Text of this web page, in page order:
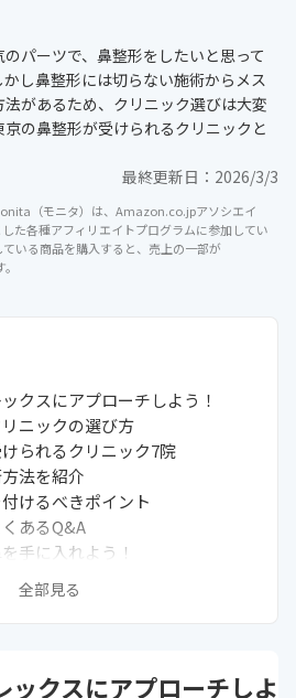
パーツで、鼻整形をしたいと思って
し鼻整形には切らない施術からメス
があるため、クリニック選びは大変
の鼻整形が受けられるクリニックと
最終更新日： 2026/3/3
（モニタ）は、Amazon.co.jpアソシエイ
た各種アフィリエイトプログラムに参加してい
いる商品を購入すると、売上の一部が
クスにアプローチしよう！
リニックの選び方
られるクリニック7院
法を紹介
けるべきポイント
あるQ&A
手に入れよう！
全部見る
ックスにアプローチしよ